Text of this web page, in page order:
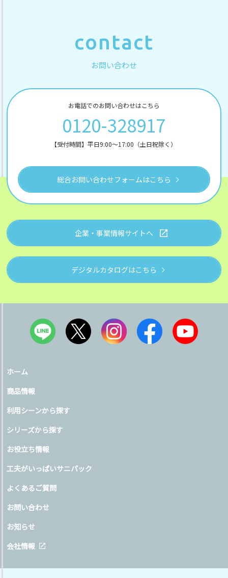
contact
お問い合わせ
お電話でのお問い合わせはこちら
0120-328917
【受付時間】平日9:00～17:00（土日祝除く）
総合お問い合わせフォームはこちら
企業・事業情報サイトへ
デジタルカタログはこちら
ホーム
商品情報
利用シーンから探す
シリーズから探す
お役立ち情報
工夫がいっぱいサニパック
よくあるご質問
お問い合わせ
お知らせ
会社情報